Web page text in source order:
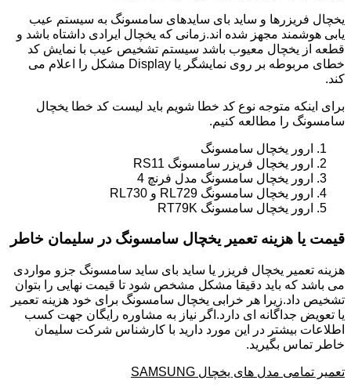
یخچال فریزرها و ساید بای سایدهای سامسونگ به سیستم عیب
یابی هوشمند مجهز شده اند.زمانی که یخچال ایرادی داشتاه باشد و
قطعه از یخچال معیوب باشد سیستم تشخیص عیب با نمایش کد
خطای مربوطه بر روی نمایشگر یا Display مشکل را اعلام می
کند.
برای اینکه متوجه نوع کد خطا شویم باید لیست کد خطا یخچال
سامسونگ را مطالعه کنیم.
ارور یخچال سامسونگ
ارور یخچال فریزر سامسونگ RS11
ارور یخچال سامسونگ مدل فرنچ 4
ارور یخچال سامسونگ RL729 و RL730
ارور یخچال سامسونگ RT79K
قیمت یا هزینه تعمیر یخچال سامسونگ در سلیمان خاطر
هزینه تعمیر یخچال فریزر یا ساید بای ساید سامسونگ جزو مواردی
می باشد که باید دقیقا مشکل مشخص شود تا قیمت نهایی را بتوان
تشخیص داد.زیرا هر خرابی یخچال سامسونگ برای خود هزینه تعمیر
یا تعویض جداگانه ای دارد.اگر نیاز به مشاوره رایگان جهت کسب
اطلاعات بیشتر در این مورد دارید با کارشناس شرکت سلیمان
خاطر تماس بگیرید.
تعمیر تمامی مدل های یخچال SAMSUNG